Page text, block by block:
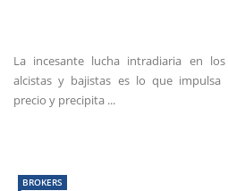
La incesante lucha intradiaria en
alcistas y bajistas es lo que impulsa
precio y precipita ...
BROKERS